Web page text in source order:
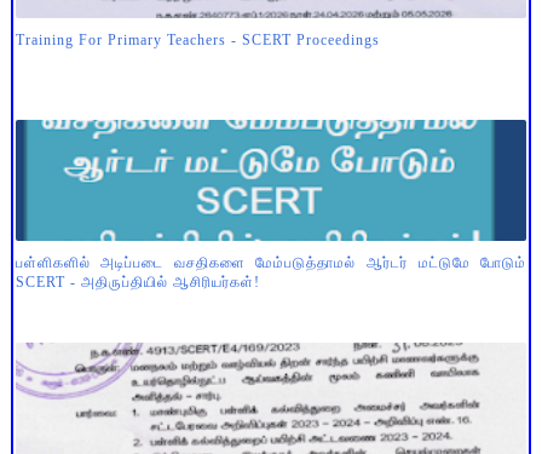
Training For Primary Teachers - SCERT Proceedings
பள்ளிகளில் அடிப்படை வசதிகளை மேம்படுத்தாமல் ஆர்டர் மட்டுமே போடும்
SCERT - அதிருப்தியில் ஆசிரியர்கள்!